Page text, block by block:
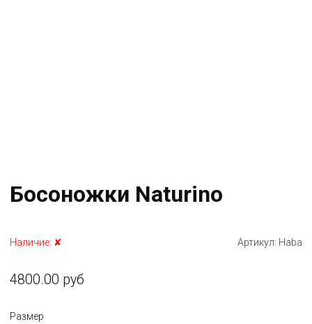
Босоножки Naturino
Наличие: ✘ Артикул: Haba
4800.00 руб
Размер